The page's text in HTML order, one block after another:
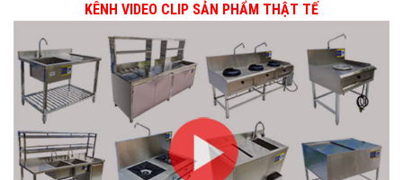
KÊNH VIDEO CLIP SẢN PHẨM THẬT TẾ